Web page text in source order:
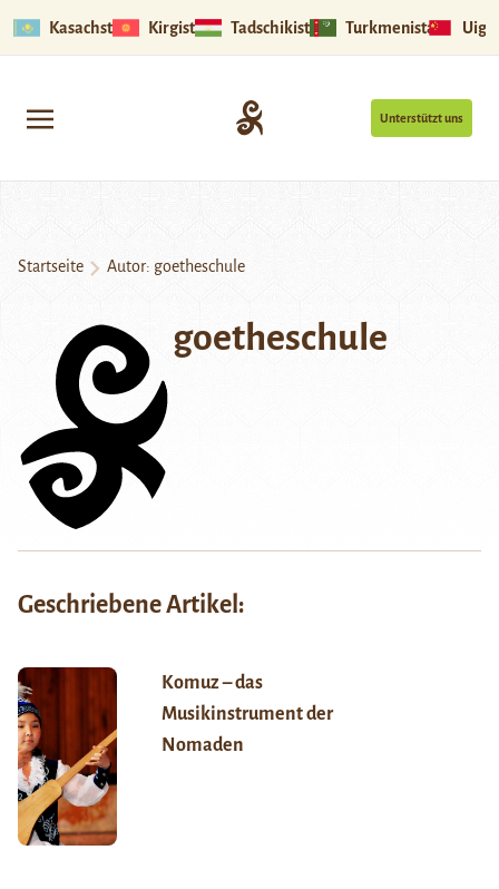
Kasachstan Kirgistan Tadschikistan Turkmenistan
Unterstützt uns
Startseite Autor: goetheschule
goetheschule
Geschriebene Artikel:
Komuz – das
Musikinstrument der
Nomaden